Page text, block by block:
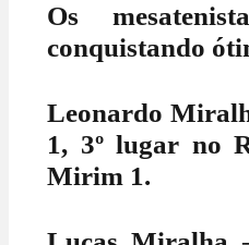
Os
conquistando
Leonardo
1, 3º lugar no
Mirim 1.